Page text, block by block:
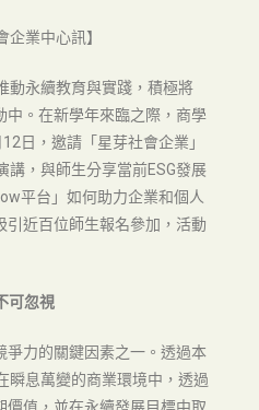
企業中心訊】
動永續教育與實踐，積極將
中。在新學年來臨之際，商學
日，邀請「星芽社會企業」
講，與師生分享當前ESG發展
平台」如何助力企業和個人
引近百位師生報名參加，活動
可忽視
爭力的關鍵因素之一。透過本
瞬息萬變的商業環境中，透過